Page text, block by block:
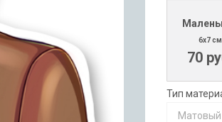
6x7 см
70
Тип
Матовый